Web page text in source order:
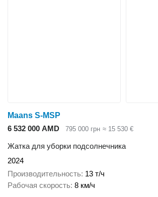
Maans S-MSP
6 532 000 AMD
795 000 грн ≈ 15 530 €
Жатка для уборки подсолнечника
2024
Производительность 13 т/ч
Рабочая скорость 8 км/ч